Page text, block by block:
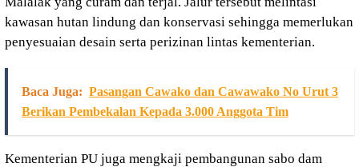
kawasan hutan lindung dan konservasi sehingga memerlukan
penyesuaian desain serta perizinan lintas kementerian.
Baca Juga: Pasangan Cawako dan Cawawako No Urut 3
Berikan Pembekalan Kepada 3.000 Anggota Tim
Kementerian PU juga mengkaji pembangunan sabo dam